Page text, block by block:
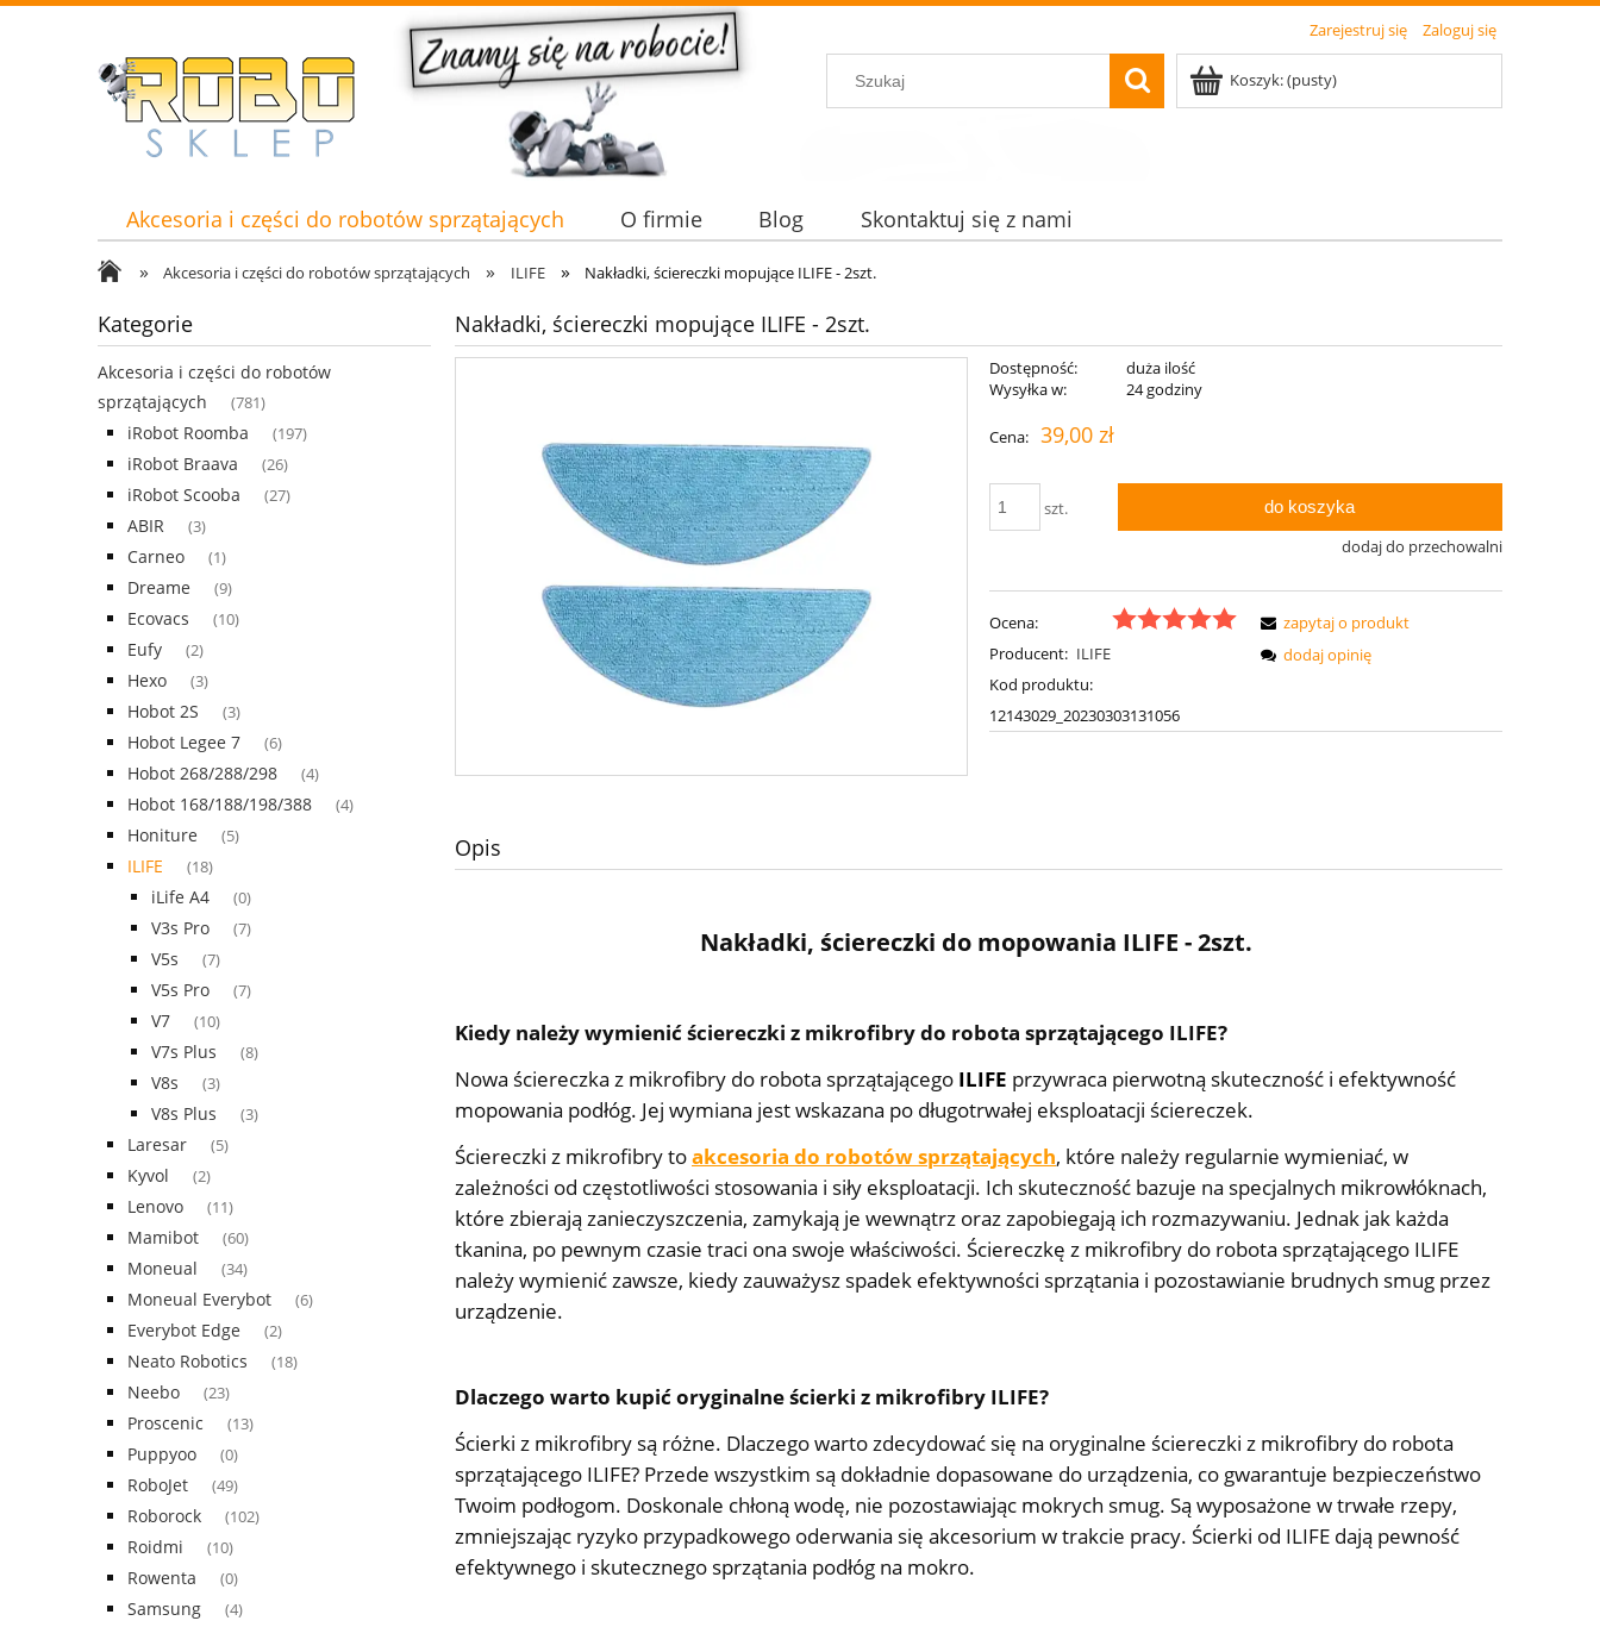
Zarejestruj się Zaloguj się
Koszyk:(pusty)
Akcesoria i części do robotów sprzątających O firmie Blog Skontaktuj się z nami
» Akcesoria i części do robotów sprzątających » ILIFE » Nakładki, ściereczki mopujące ILIFE - 2szt.
Kategorie
Akcesoria i części do robotów
sprzątających
(781)
iRobot Roomba (197)
iRobot Braava (26)
iRobot Scooba (27)
ABIR (3)
Carneo (1)
Dreame (9)
Ecovacs (10)
Eufy (2)
Hexo (3)
Hobot 2S (3)
Hobot Legee 7 (6)
Hobot 268/288/298 (4)
Hobot 168/188/198/388 (4)
Honiture (5)
ILIFE (18)
iLife A4 (0)
V3s Pro (7)
V5s (7)
V5s Pro (7)
V7 (10)
V7s Plus (8)
V8s (3)
V8s Plus (3)
Laresar (5)
Kyvol (2)
Lenovo (11)
Mamibot (60)
Moneual (34)
Moneual Everybot (6)
Everybot Edge (2)
Neato Robotics (18)
Neebo (23)
Proscenic (13)
Puppyoo (0)
RoboJet (49)
Roborock (102)
Roidmi (10)
Rowenta (0)
Samsung (4)
Nakładki, ściereczki mopujące ILIFE - 2szt.
Dostępność:
duża ilość
Wysyłka w:
24 godziny
Cena: 39,00 zł
szt. do koszyka
dodaj do przechowalni
Ocena:
Producent: ILIFE
Kod produktu:
12143029_20230303131056
zapytaj o produkt
dodaj opinię
Opis
Nakładki, ściereczki do mopowania ILIFE - 2szt.
Kiedy należy wymienić ściereczki z mikrofibry do robota sprzątającego ILIFE?
Nowa ściereczka z mikrofibry do robota sprzątającego ILIFE przywraca pierwotną skuteczność i efektywność
mopowania podłóg. Jej wymiana jest wskazana po długotrwałej eksploatacji ściereczek.
Ściereczki z mikrofibry toakcesoria do robotów sprzątających, które należy regularnie wymieniać, w
zależności od częstotliwości stosowania i siły eksploatacji. Ich skuteczność bazuje na specjalnych mikrowłóknach,
które zbierają zanieczyszczenia, zamykają je wewnątrz oraz zapobiegają ich rozmazywaniu. Jednak jak każda
tkanina, po pewnym czasie traci ona swoje właściwości. Ściereczkę z mikrofibry do robota sprzątającego ILIFE
należy wymienić zawsze, kiedy zauważysz spadek efektywności sprzątania i pozostawianie brudnych smug przez
urządzenie.
Dlaczego warto kupić oryginalne ścierki z mikrofibry ILIFE?
Ścierki z mikrofibry są różne. Dlaczego warto zdecydować się na oryginalne ściereczki z mikrofibry do robota
sprzątającego ILIFE? Przede wszystkim są dokładnie dopasowane do urządzenia, co gwarantuje bezpieczeństwo
Twoim podłogom. Doskonale chłoną wodę, nie pozostawiając mokrych smug. Są wyposażone w trwałe rzepy,
zmniejszając ryzyko przypadkowego oderwania się akcesorium w trakcie pracy. Ścierki od ILIFE dają pewność
efektywnego i skutecznego sprzątania podłóg na mokro.